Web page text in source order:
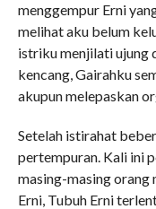
menggempur Erni
melihat aku belum
istriku menjilati ujung
kencang, Gairahku
akupun melepaskan
Setelah istirahat
pertempuran. Kali ini
masing-masing orang
Erni, Tubuh Erni